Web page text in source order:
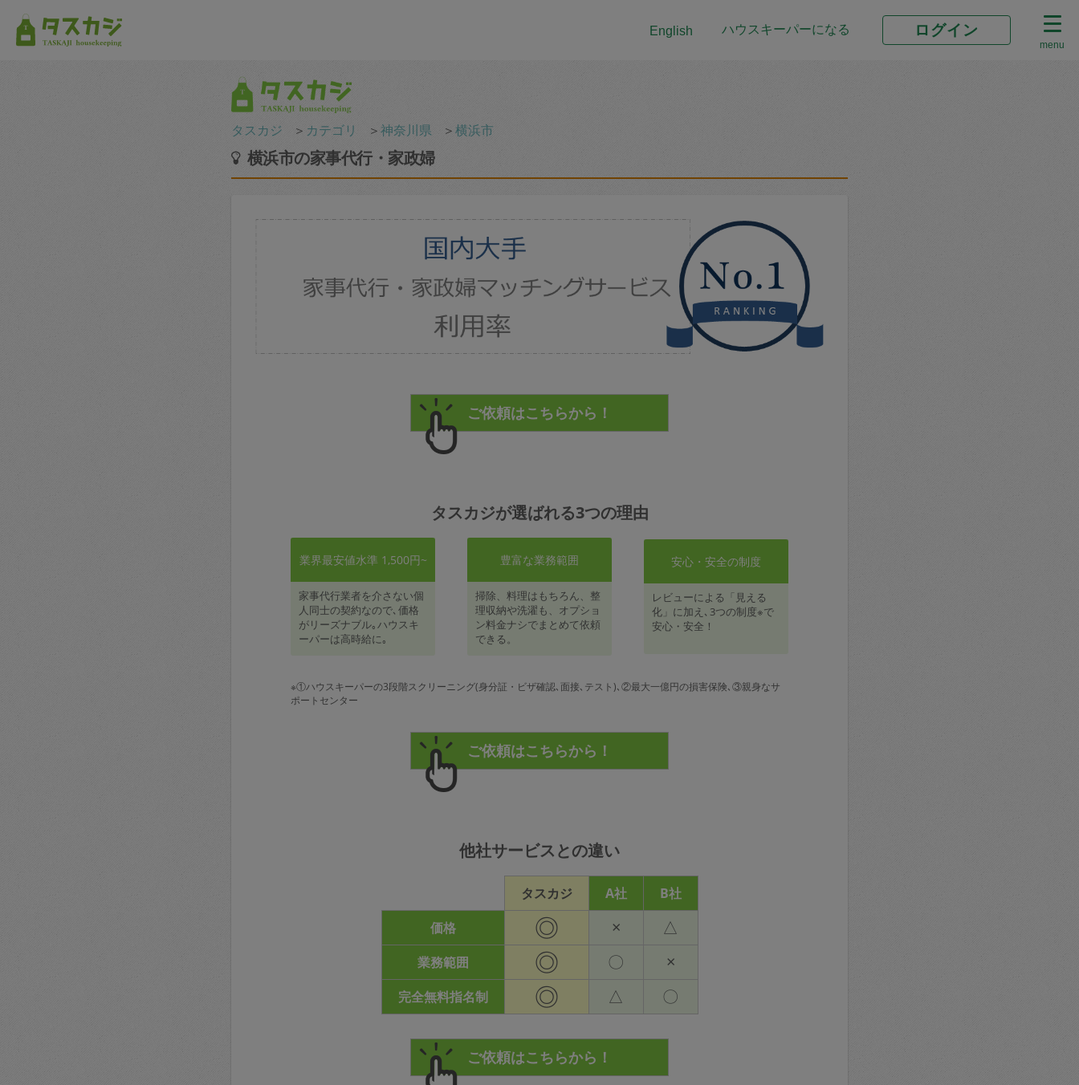
English ハウスキーパーになる ログイン
menu
タスカジ ＞ カテゴリ ＞神奈川県 ＞横浜市
横浜市の家事代行・家政婦
タスカジが選ばれる3つの理由
業界最安値水準 1,500円~
家事代行業者を介さない個
人同士の契約なので､価格
がリーズナブル｡ハウスキ
ーパーは高時給に｡
豊富な業務範囲
掃除、料理はもちろん、整
理収納や洗濯も、オプショ
ン料金ナシでまとめて依頼
できる。
安心・安全の制度
レビューによる「見える
化」に加え､3つの制度※で
安心・安全！
※①ハウスキーパーの3段階スクリーニング(身分証・ビザ確認､面接､テスト)､②最大一億円の損害保険､③親身なサ
ポートセンター
他社サービスとの違い
タスカジ A社
B社
価格
◎ × △
業務範囲 ◎ 〇 ×
完全無料指名制 ◎ △ 〇